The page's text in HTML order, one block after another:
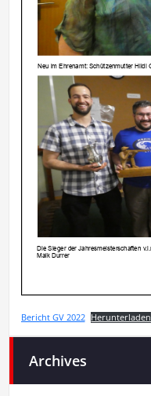
Bericht GV 2022 Herunterladen
Archives